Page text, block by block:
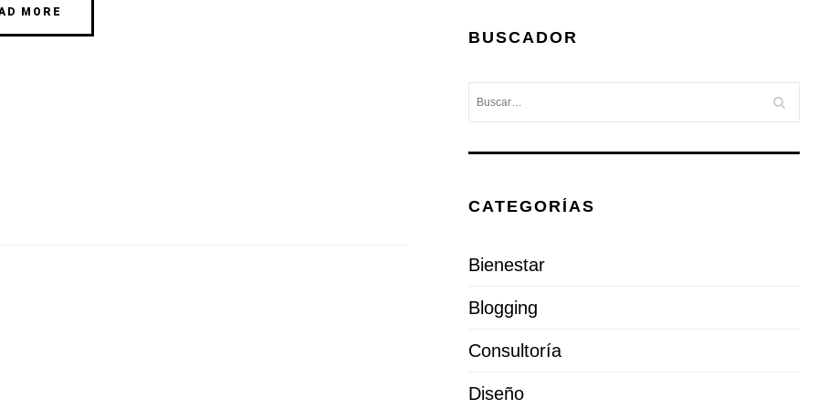
MORE
BUSCADOR
CATEGORÍAS
Bienestar
Blogging
Consultoría
Diseño